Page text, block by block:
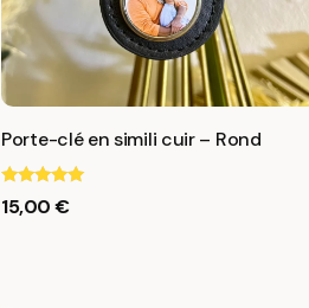
Porte-clé en simili cuir – Rond
Note
5.00
15,00€